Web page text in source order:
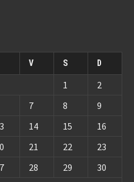
V S D
1
2
7 8
9
14 15
16
21 22
23
28 29
30